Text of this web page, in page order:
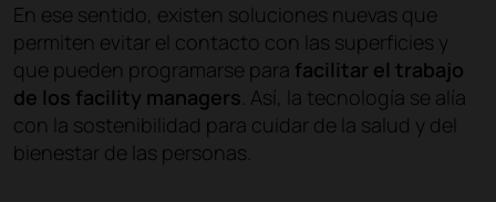
En ese sentido, existen soluciones nuevas que
permiten evitar el contacto con las superficies y
que pueden programarse para facilitar el trabajo
de los facility managers. Así, la tecnología se alía
con la sostenibilidad para cuidar de la salud y del
bienestar de las personas.